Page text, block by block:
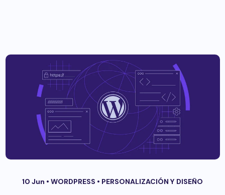
10 Jun • WORDPRESS • PERSONALIZACIÓN Y DISEÑO